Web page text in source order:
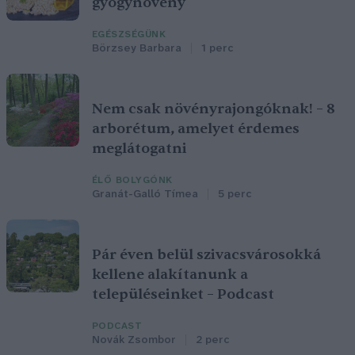
EGÉSZSÉGÜNK
Börzsey Barbara 1 perc
Nem csak növényrajongóknak! – 8
arborétum, amelyet érdemes
meglátogatni
ÉLŐ BOLYGÓNK
Granát-Galló Tímea 5 perc
Pár éven belül szivacsvárosokká
kellene alakítanunk a
településeinket – Podcast
PODCAST
Novák Zsombor 2 perc